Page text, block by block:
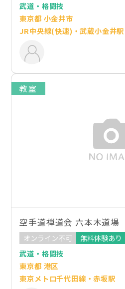
武道・格闘技
東京都 小金井市
JR中央線(快速)・武蔵小金井駅
教室
空手道禅道会 六本木道場
オンライン不可
無料体験あり
武道・格闘技
東京都 港区
東京メトロ千代田線・赤坂駅